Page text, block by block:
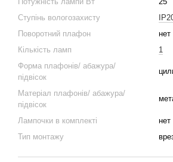
Ступінь вологозахисту
Поворотний плафон
нет
Кількість ламп
1
Форма плафонів/ абажура/
підвісок
Матеріал плафонів/ абажура/
підвісок
Лампочки в комплекті
нет
Тип монтажу